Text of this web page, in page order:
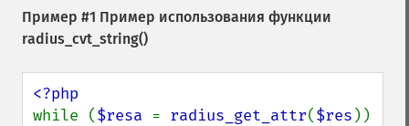
Пример #1 Пример использования функции
radius_cvt_string()
while ($resa = radius_get_attr($res ))